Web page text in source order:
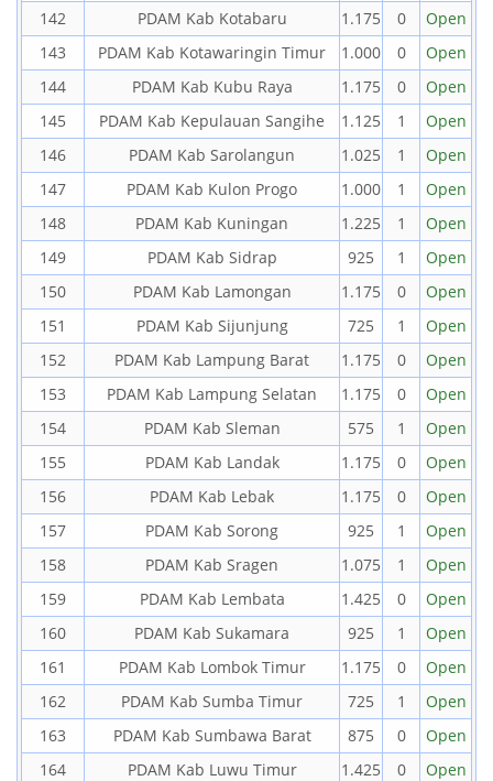
142
PDAM Kab Kotabaru 1.175 0
Open
143
PDAM Kab Kotawaringin Timur 1.000 0
Open
144
PDAM Kab Kubu Raya 1.175 0
Open
145
PDAM Kab Kepulauan Sangihe 1.125 1
Open
146
PDAM Kab Sarolangun 1.025 1
Open
147
PDAM Kab Kulon Progo 1.000 1
Open
148
PDAM Kab Kuningan 1.225 1
Open
149
PDAM Kab Sidrap 925 1
Open
150
PDAM Kab Lamongan 1.175 0
Open
151
PDAM Kab Sijunjung 725 1
Open
152
PDAM Kab Lampung Barat 1.175 0
Open
153
PDAM Kab Lampung Selatan 1.175 0
Open
154
PDAM Kab Sleman 575 1
Open
155
PDAM Kab Landak 1.175 0
Open
156
PDAM Kab Lebak 1.175 0
Open
157
PDAM Kab Sorong 925 1
Open
158
PDAM Kab Sragen 1.075 1
Open
159
PDAM Kab Lembata 1.425 0
Open
160
PDAM Kab Sukamara 925 1
Open
161
PDAM Kab Lombok Timur 1.175 0
Open
162
PDAM Kab Sumba Timur 725 1
Open
163
PDAM Kab Sumbawa Barat 875 0
Open
164
PDAM Kab Luwu Timur 1.425 0
Open